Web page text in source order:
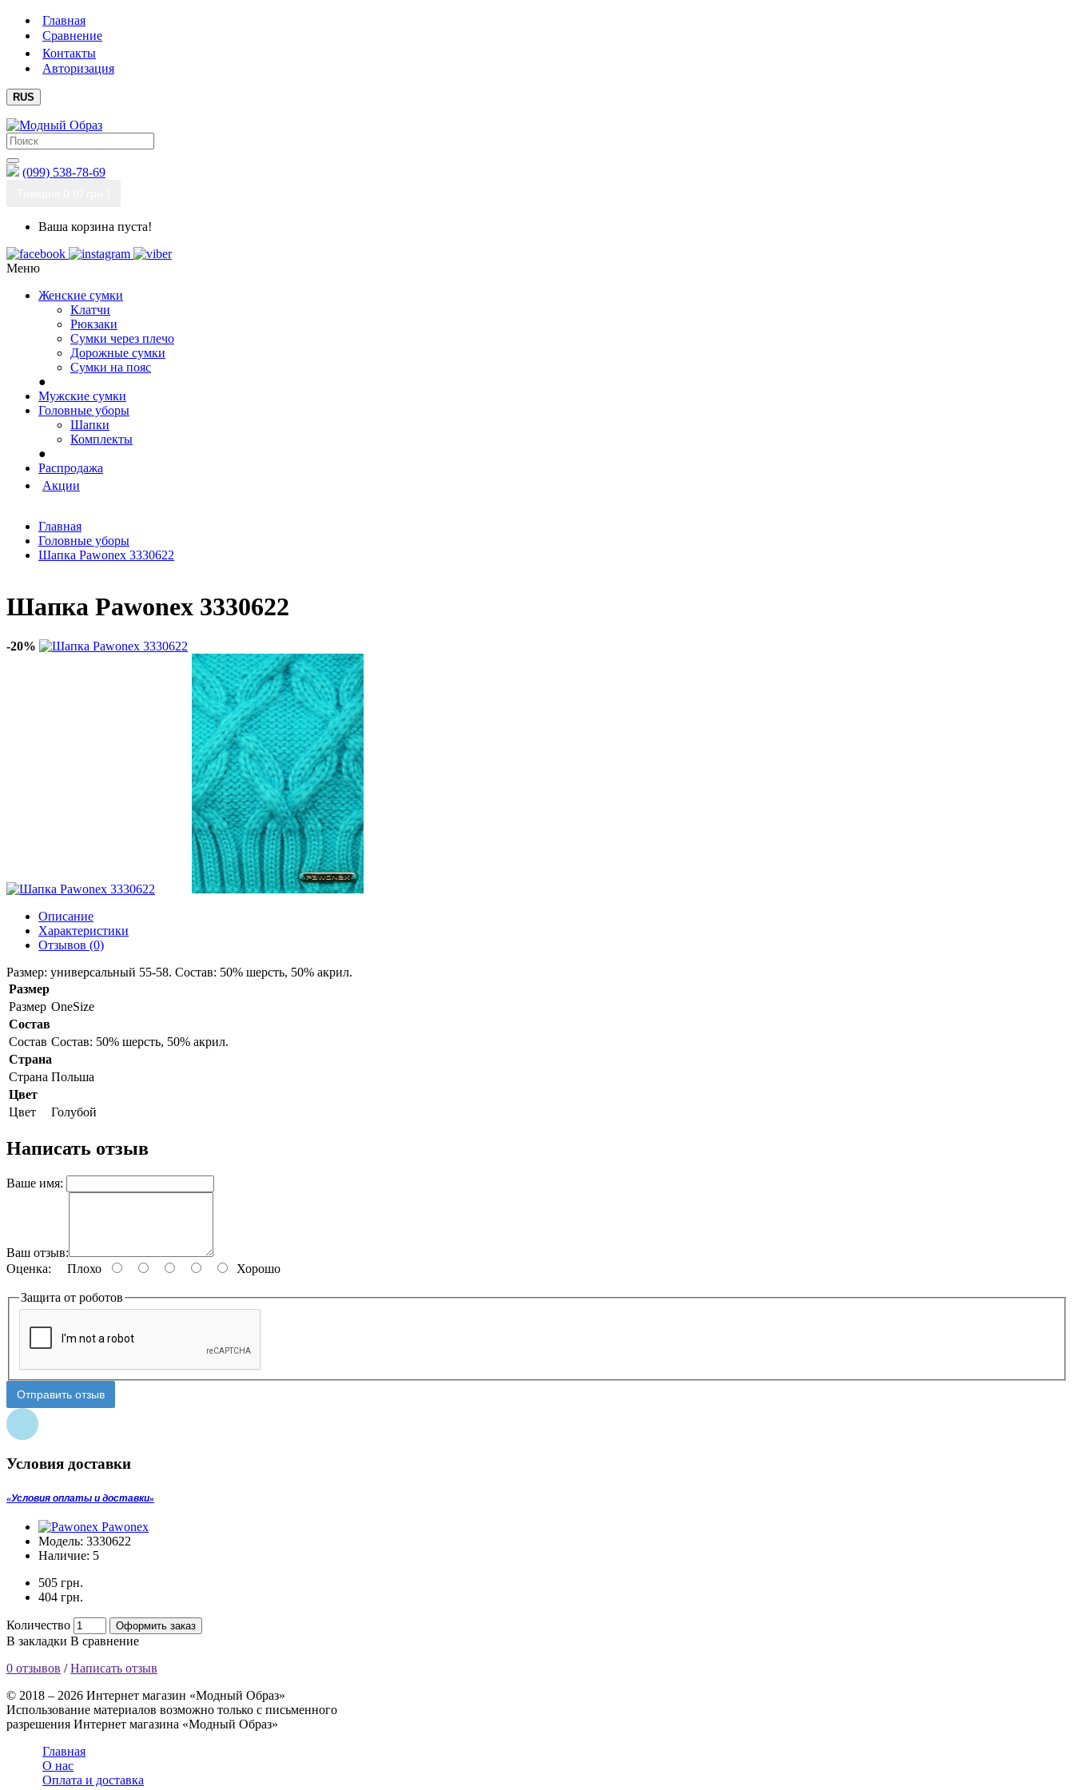
Главная
Сравнение
Контакты
Авторизация
RUS
(099) 538-78-69
Ваша корзина пуста!
Меню
Женские сумки
Клатчи
Рюкзаки
Сумки через плечо
Дорожные сумки
Сумки на пояс
●
Мужские сумки
Головные уборы
Шапки
Комплекты
●
Распродажа
Акции
Главная
Головные уборы
Шапка Pawonex 3330622
Шапка Pawonex 3330622
-20%
Описание
Характеристики
Отзывов (0)
Размер: универсальный 55-58. Состав: 50% шерсть, 50% акрил.
Размер
Размер OneSize
Состав
Состав Состав: 50% шерсть, 50% акрил.
Страна
Страна Польша
Цвет
Цвет
Голубой
Написать отзыв
Ваше имя:
Ваш отзыв:
Оценка: Плохо Хорошо
Защита от роботов
Отправить отзыв
Условия доставки
Условия оплаты и доставки
Pawonex
Модель: 3330622
Наличие: 5
505 грн.
404 грн.
Количество Оформить заказ
В закладки В сравнение
0 отзывов /Написать отзыв
© 2018 – 2026 Интернет магазин «Модный Образ»
Использование материалов возможно только с письменного
разрешения Интернет магазина «Модный Образ»
Главная
О нас
Оплата и доставка